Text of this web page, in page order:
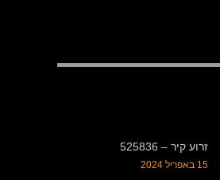
זרוע קיר – 525836
15 באפריל 2024